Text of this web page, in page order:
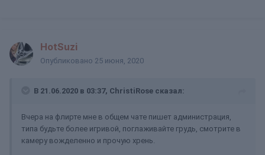
HotSuzi
Опубликовано 25 июня, 2020
В 21.06.2020 в 03:37, ChristiRose сказал:
Вчера на флирте мне в общем чате пишет администрация,
типа будьте более игривой, поглаживайте грудь, смотрите в
камеру вожделенно и прочую хрень.